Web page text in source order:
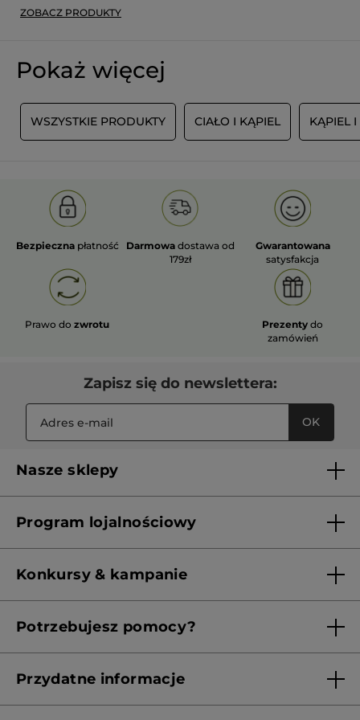
ZOBACZ PRODUKTY
Pokaż więcej
WSZYSTKIE PRODUKTY CIAŁO I KĄPIEL KĄPIEL I
Bezpieczna płatność Darmowa dostawa od
179zł
Gwarantowana
satysfakcja
Prawo dozwrotu Prezenty do
zamówień
Zapisz się do newslettera:
OK
Nasze sklepy
Franczyza
Program lojalnościowy
Konkursy & kampanie
Potrzebujesz pomocy?
Przydatne informacje